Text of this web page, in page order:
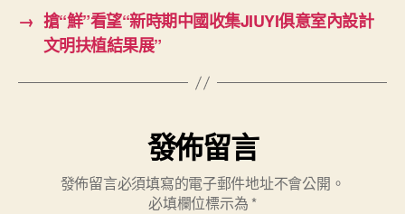
→ 搶“鮮”看望“新時期中國收集JIUYI俱意室內設計
文明扶植結果展”
發佈留言
發佈留言必須填寫的電子郵件地址不會公開。
必填欄位標示為 *